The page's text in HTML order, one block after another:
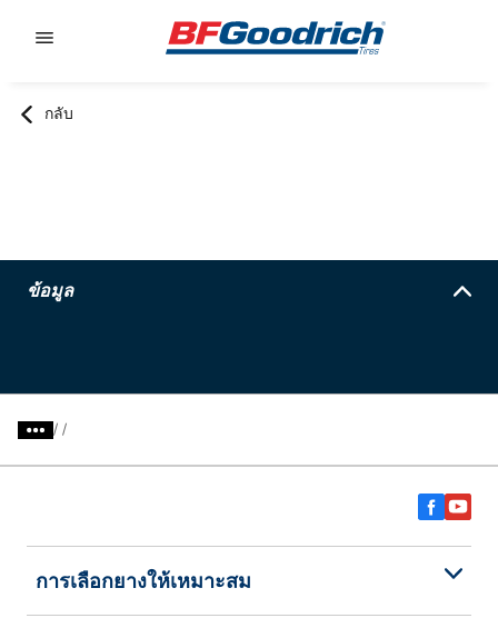
กลับ
ข้อมูล
/
การเลือกยางให้เหมาะสม